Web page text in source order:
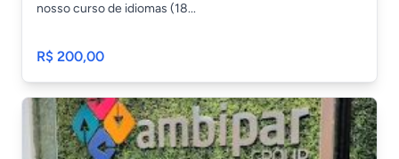
nosso curso de idiomas (18...
R$ 200,00